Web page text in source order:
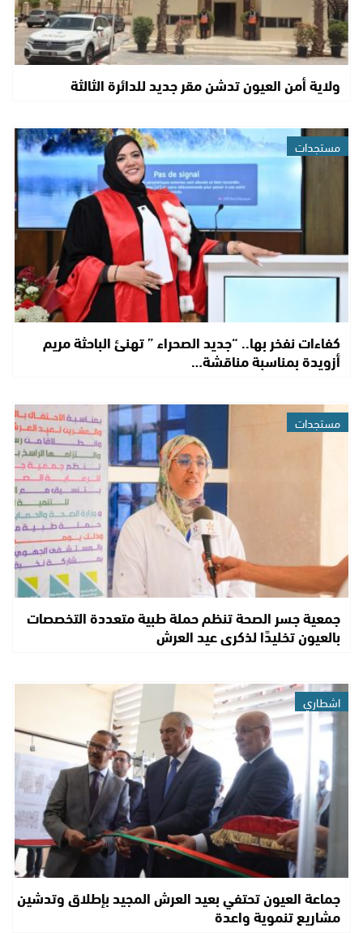
ولاية أمن العيون تدشن مقر جديد للدائرة الثالثة
مستجدات
كفاءات نفخر بها.. “جديد الصحراء ” تهنئ الباحثة مريم
أزويدة بمناسبة مناقشة…
مستجدات
جمعية جسر الصحة تنظم حملة طبية متعددة التخصصات
بالعيون تخليدًا لذكرى عيد العرش
اشطاري
جماعة العيون تحتفي بعيد العرش المجيد بإطلاق وتدشين
مشاريع تنموية واعدة